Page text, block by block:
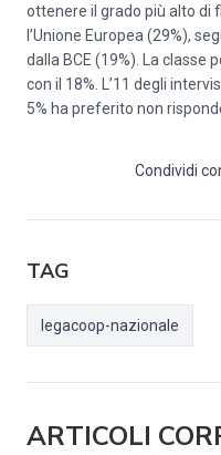
ottenere il grado più alto di
l’Unione Europea (29%),
dalla BCE (19%). La classe
con il 18%. L’11 degli
5% ha preferito non
Condividi
TAG
legacoop-nazionale
ARTICOLI